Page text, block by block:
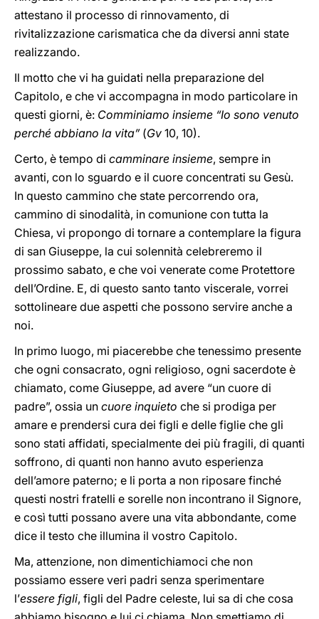
attestano il processo di rinnovamento, di
rivitalizzazione carismatica che da diversi anni state
realizzando.
Il motto che vi ha guidati nella preparazione del
Capitolo, e che vi accompagna in modo particolare in
questi giorni, è: Comminiamo insieme “Io sono venuto
perché abbiano la vita”(Gv 10, 10).
Certo, è tempo di camminare insieme, sempre in
avanti, con lo sguardo e il cuore concentrati su Gesù.
In questo cammino che state percorrendo ora,
cammino di sinodalità, in comunione con tutta la
Chiesa, vi propongo di tornare a contemplare la figura
di san Giuseppe, la cui solennità celebreremo il
prossimo sabato, e che voi venerate come Protettore
dell’Ordine. E, di questo santo tanto viscerale, vorrei
sottolineare due aspetti che possono servire anche a
noi.
In primo luogo, mi piacerebbe che tenessimo presente
che ogni consacrato, ogni religioso, ogni sacerdote è
chiamato, come Giuseppe, ad avere “un cuore di
padre”, ossia un cuore inquieto che si prodiga per
amare e prendersi cura dei figli e delle figlie che gli
sono stati affidati, specialmente dei più fragili, di quanti
soffrono, di quanti non hanno avuto esperienza
dell’amore paterno; e li porta a non riposare finché
questi nostri fratelli e sorelle non incontrano il Signore,
e così tutti possano avere una vita abbondante, come
dice il testo che illumina il vostro Capitolo.
Ma, attenzione, non dimentichiamoci che non
possiamo essere veri padri senza sperimentare
l’essere figli, figli del Padre celeste, lui sa di che cosa